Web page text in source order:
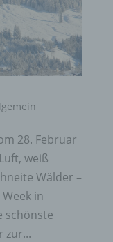
28. Februar
weiß
Wälder –
in
schönste
zur...